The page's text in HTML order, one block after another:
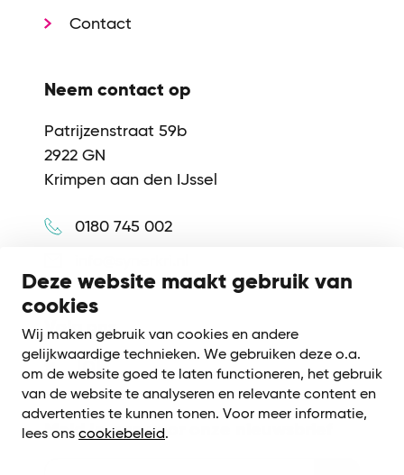
Deze website maakt gebruik van
cookies
Wij maken gebruik van cookies en andere
gelijkwaardige technieken. We gebruiken deze o.a.
om de website goed te laten functioneren, het gebruik
van de website te analyseren en relevante content en
advertenties te kunnen tonen. Voor meer informatie,
lees ons cookiebeleid.
Contact
Neem contact op
Patrijzenstraat 59b
2922 GN
Krimpen aan den IJssel
0180 745 002
Volg ons
Meld je aan voor onze nieuwsbrief